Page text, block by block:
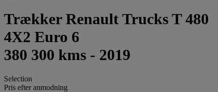
Trækker Renault Trucks T 480
4X2 Euro 6
380 300 kms - 2019
Selection
Pris efter anmodning